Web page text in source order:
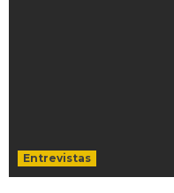
Entrevistas